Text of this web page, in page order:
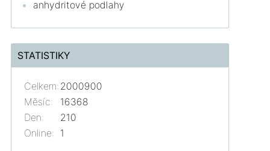
anhydritové podlahy
STATISTIKY
Online: 1
Celkem: 2000900
Měsíc:
16368
Den:
210